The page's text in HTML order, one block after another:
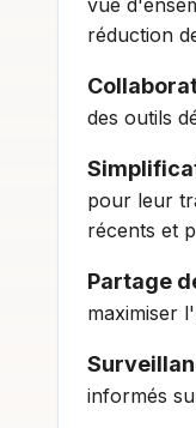
réduction
des outils
pour leur
récents et
Partage
maximiser
informés